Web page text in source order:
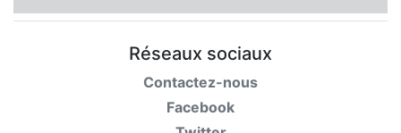
Réseaux sociaux
Contactez-nous
Facebook